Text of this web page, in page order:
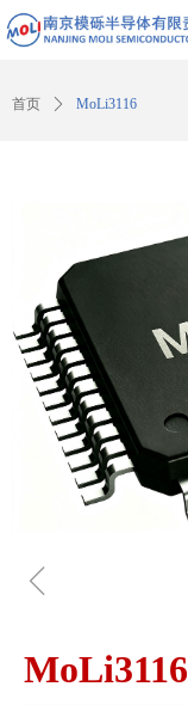
首页 ꄲ MoLi3116
ꁆ
MoLi3116